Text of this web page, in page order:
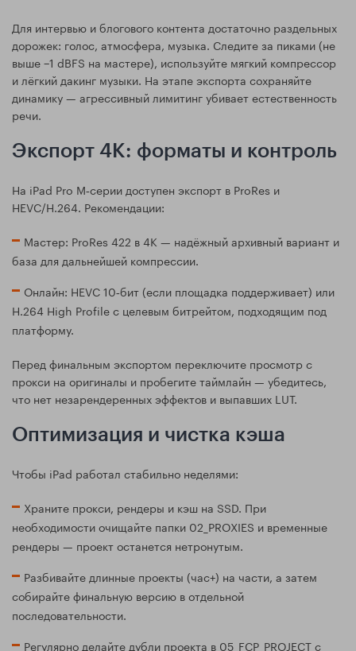
Для интервью и блогового контента достаточно раздельных
дорожек: голос, атмосфера, музыка. Следите за пиками (не
выше −1 dBFS на мастере), используйте мягкий компрессор
и лёгкий дакинг музыки. На этапе экспорта сохраняйте
динамику — агрессивный лимитинг убивает естественность
речи.
Экспорт 4K: форматы и контроль
На iPad Pro M‑серии доступен экспорт в ProRes и
HEVC/H.264. Рекомендации:
Мастер: ProRes 422 в 4K — надёжный архивный вариант и
база для дальнейшей компрессии.
Онлайн: HEVC 10‑бит (если площадка поддерживает) или
H.264 High Profile с целевым битрейтом, подходящим под
платформу.
Перед финальным экспортом переключите просмотр с
прокси на оригиналы и пробегите таймлайн — убедитесь,
что нет незарендеренных эффектов и выпавших LUT.
Оптимизация и чистка кэша
Чтобы iPad работал стабильно неделями:
Храните прокси, рендеры и кэш на SSD. При
необходимости очищайте папки 02_PROXIES и временные
рендеры — проект останется нетронутым.
Разбивайте длинные проекты (час+) на части, а затем
собирайте финальную версию в отдельной
последовательности.
Регулярно делайте дубли проекта в 05_FCP_PROJECT с